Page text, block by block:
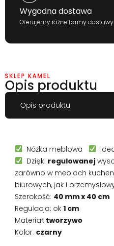
Wygodna dostawa
Oferujemy różne formy
SKLEP KAMEL
Opis produktu
Opis produktu
Nóżka meblowa
Dzięki regulowanej
zarówno w meblach
biurowych, jak i
Szerokość: 40 mm x 40 cm
Regulacja: ok 1 cm
Materiał: tworzywo
Kolor: czarny